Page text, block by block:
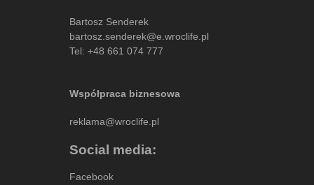
Bartosz Senderek
bartosz.senderek@e.wroclife.pl
Tel: +48 661 074 777
Współpraca biznesowa
reklama@wroclife.pl
Social media:
Facebook